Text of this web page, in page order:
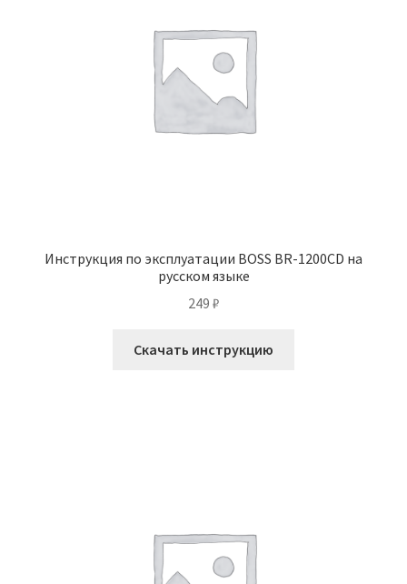
Инструкция по эксплуатации BOSS BR-1200CD на
русском языке
249 ₽
Скачать инструкцию